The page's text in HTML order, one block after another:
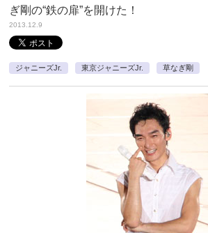
ぎ剛の“鉄の扉”を開けた！
2013.12.9
ジャニーズJr. 東京ジャニーズJr. 草なぎ剛